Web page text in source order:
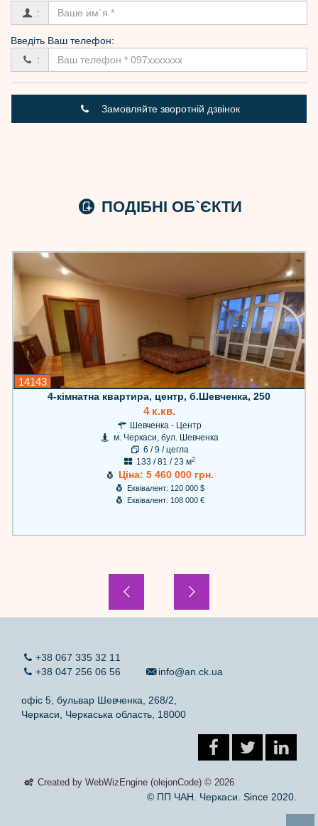
:
Введіть Ваш телефон:
:
Замовляйте зворотній дзвінок
ПОДІБНІ ОБ`ЄКТИ
14143
4-кімнатна квартира, центр, б.Шевченка, 250
4 к.кв.
Шевченка - Центр
м. Черкаси, бул. Шевченка
6 / 9 / цегла
133 / 81 / 23 м2
Ціна: 5 460 000 грн.
Еквівалент: 120 000 $
Еквівалент: 108 000 €
+38 067 335 32 11
+38 047 256 06 56
info@an.ck.ua
офіс 5, бульвар Шевченка, 268/2,
Черкаси, Черкаська область, 18000
Created by WebWizEngine (olejonCode) © 2026
© ПП ЧАН. Черкаси. Since 2020.